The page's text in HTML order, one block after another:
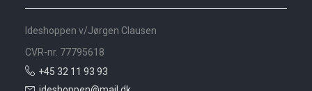
Ideshoppen v/Jørgen Clausen
CVR-nr. 77795618
+45 32 11 93 93